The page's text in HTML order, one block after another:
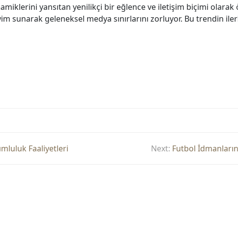
yansıtan yenilikçi bir eğlence ve iletişim biçimi olarak
sunarak geleneksel medya sınırlarını zorluyor. Bu trendin
Faaliyetleri Next: Futbol